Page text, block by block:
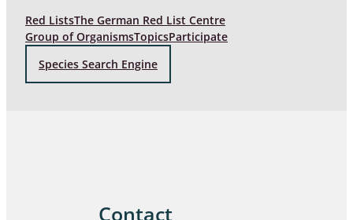
Red ListsThe German Red List Centre
Group of OrganismsTopicsParticipate
Species Search Engine
Contact